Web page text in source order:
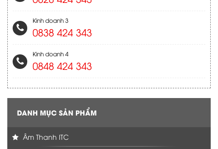
Kinh doanh 3
0838 424 343
Kinh doanh 4
0848 424 343
DANH MỤC SẢN PHẨM
Âm Thanh ITC